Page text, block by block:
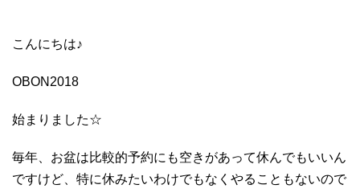
こんにちは♪
OBON2018
始まりました☆
毎年、お盆は比較的予約にも空きがあって休んでもいいん
ですけど、特に休みたいわけでもなくやることもないので